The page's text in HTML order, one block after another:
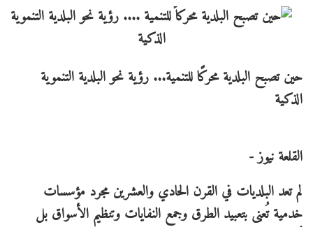
حين تصبح البلدية محركًا للتنمية... رؤية نحو البلدية التنموية
الذكية
القلعة نيوز -
لم تعد البلديات في القرن الحادي والعشرين مجرد مؤسسات
خدمية تُعنى بتعبيد الطرق وجمع النفايات وتنظيم الأسواق بل